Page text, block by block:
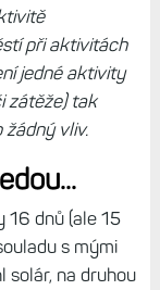
při aktivitách
jedné aktivity
zátěže) tak
žádný vliv.
16 dnů (ale 15
s mými
solár, na druhou